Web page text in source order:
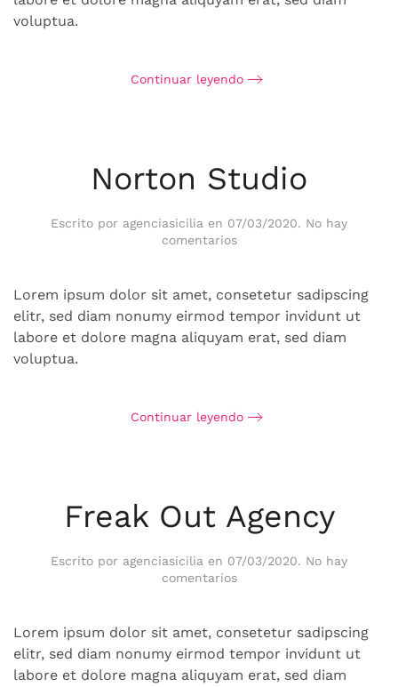
voluptua.
Continuar leyendo
Norton Studio
Escrito por agenciasicilia en 07/03/2020. No hay
comentariosen
Lorem ipsum dolor sit amet, consetetur sadipscing
elitr, sed diam nonumy eirmod tempor invidunt ut
labore et dolore magna aliquyam erat, sed diam
voluptua.
Continuar leyendo
Freak Out Agency
Escrito por agenciasicilia en 07/03/2020. No hay
comentariosen
Agency
Lorem ipsum dolor sit amet, consetetur sadipscing
elitr, sed diam nonumy eirmod tempor invidunt ut
labore et dolore magna aliquyam erat, sed diam